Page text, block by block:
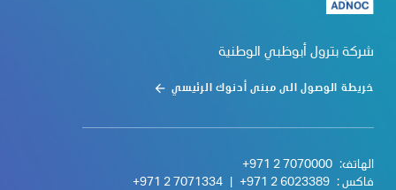
شركة بترول أبوظبي الوطنية
خريطة الوصول الى مبنى أدنوك الرئيسي
الهاتف: +971 2 7070000
فاكس : +971 2 6023389
+971 2 7071334